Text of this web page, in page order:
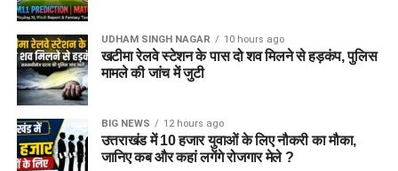
UDHAM SINGH NAGAR 10 hours ago
खटीमा रेलवे स्टेशन के पास दो शव मिलने से हड़कंप, पुलिस
मामले की जांच में जुटी
BIG NEWS 12 hours ago
उत्तराखंड में 10 हजार युवाओं के लिए नौकरी का मौका,
जानिए कब और कहां लगेंगे रोजगार मेले ?